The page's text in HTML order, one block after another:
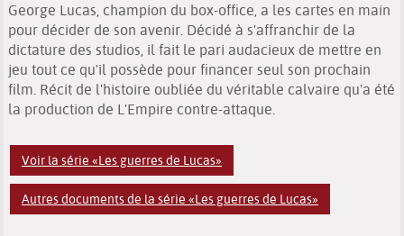
George Lucas, champion du box-office, a les cartes en main
pour décider de son avenir. Décidé à s'affranchir de la
dictature des studios, il fait le pari audacieux de mettre en
jeu tout ce qu'il possède pour financer seul son prochain
film. Récit de l'histoire oubliée du véritable calvaire qu'a été
la production de L'Empire contre-attaque.
Voir la série «Les guerres de Lucas»
Autres documents de la série «Les guerres de Lucas»